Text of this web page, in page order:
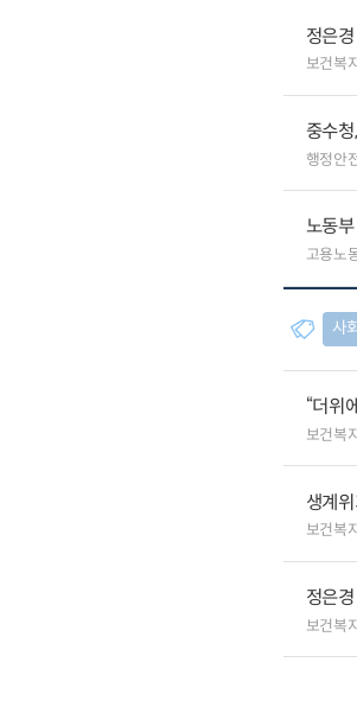
정은
보건복
중수
행정안
노동
고용노
사
“더위
보건복
생계
보건복
정은
보건복